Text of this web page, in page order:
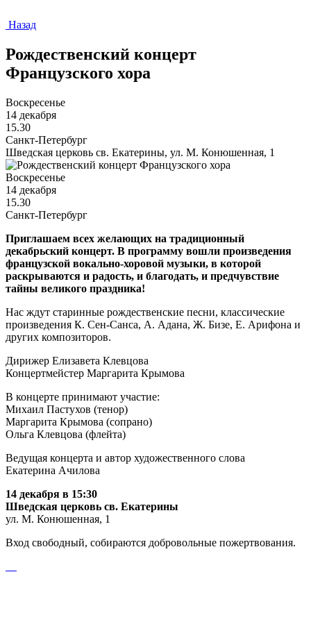
Назад
Рождественский концерт
Французского хора
Воскресенье
14 декабря
15.30
Санкт-Петербург
Шведская церковь св. Екатерины, ул. М. Конюшенная, 1
Воскресенье
14 декабря
15.30
Санкт-Петербург
Приглашаем всех желающих на традиционный
декабрьский концерт. В программу вошли произведения
французской вокально-хоровой музыки, в которой
раскрываются и радость, и благодать, и предчувствие
тайны великого праздника!
Нас ждут старинные рождественские песни, классические
произведения К. Сен-Санса, А. Адана, Ж. Бизе, Е. Арифона и
других композиторов.
Дирижер Елизавета Клевцова
Концертмейстер Маргарита Крымова
В концерте принимают участие:
Михаил Пастухов (тенор)
Маргарита Крымова (сопрано)
Ольга Клевцова (флейта)
Ведущая концерта и автор художественного слова
Екатерина Ачилова
14 декабря в 15:30
Шведская церковь св. Екатерины
ул. М. Конюшенная, 1
Вход свободный, собираются добровольные пожертвования.